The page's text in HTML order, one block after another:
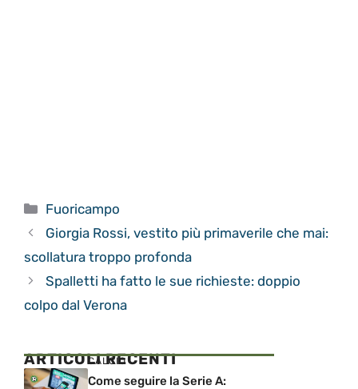
Categorie
Fuoricampo
Giorgia Rossi, vestito più primaverile che mai:
scollatura troppo profonda
Spalletti ha fatto le sue richieste: doppio
colpo dal Verona
ARTICOLI RECENTI
CALCIO
Come seguire la Serie A: